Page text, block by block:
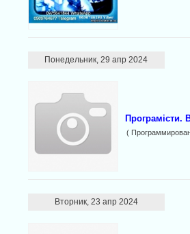
Понедельник, 29 апр 2024
Програмісти.
(
Вторник, 23 апр 2024